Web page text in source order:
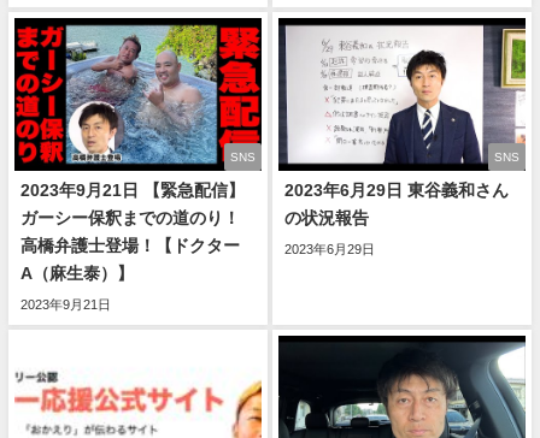
SNS
2023年9月21日 【緊急配信】
ガーシー保釈までの道のり！
高橋弁護士登場！【ドクター
A（麻生泰）】
2023年9月21日
SNS
2023年6月29日 東谷義和さん
の状況報告
2023年6月29日